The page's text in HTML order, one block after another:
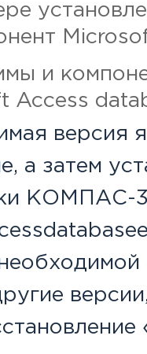
и
Access
версия
а затем
КОМПАС-